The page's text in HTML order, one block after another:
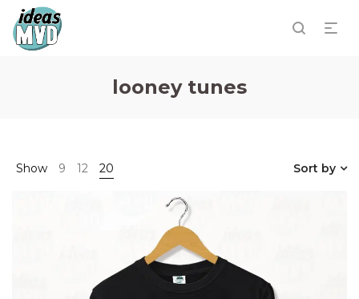
looney tunes
Show 9 12 20 Sort by